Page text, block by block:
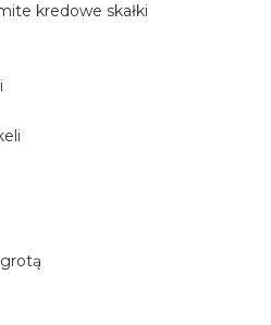
kredowe skałki